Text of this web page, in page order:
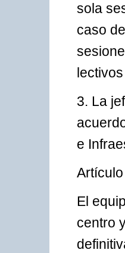
sola
caso
3. La
e
El
centro